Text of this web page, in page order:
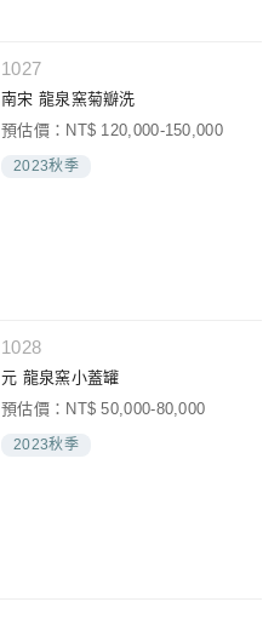
1027
南宋 龍泉窯菊瓣洗
預估價：NT$ 120,000-150,000
2023秋季
1028
元 龍泉窯小蓋罐
預估價：NT$ 50,000-80,000
2023秋季